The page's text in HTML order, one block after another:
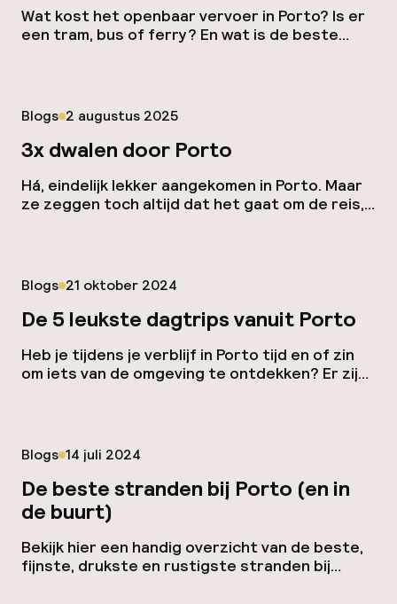
Wat kost het openbaar vervoer in Porto? Is er
een tram, bus of ferry? En wat is de beste
van 2004 (dat in Portugal werd georganiseerd)
beschikt de […]
Blogs Gepubliceerd op
2 augustus 2025
3x dwalen door Porto
Há, eindelijk lekker aangekomen in Porto. Maar
ze zeggen toch altijd dat het gaat om de reis,
De terrasjes, parken en uitzichten van Porto
zijn ideale plekken om je dagelijkse zorgen […]
Blogs Gepubliceerd op
21 oktober 2024
De 5 leukste dagtrips vanuit Porto
Heb je tijdens je verblijf in Porto tijd en of zin
om iets van de omgeving te ontdekken? Er zijn
dagtrips vanuit Porto, perfect om het noorden
van Portugal beter […]
Blogs Gepubliceerd op
14 juli 2024
De beste stranden bij Porto (en in
de buurt)
Bekijk hier een handig overzicht van de beste,
fijnste, drukste en rustigste stranden bij